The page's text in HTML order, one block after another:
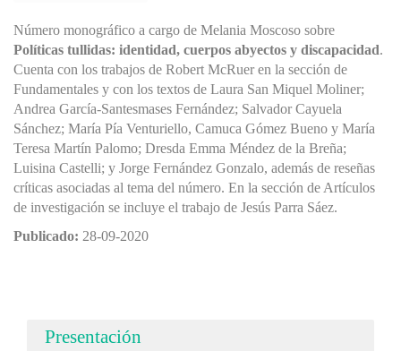
Número monográfico a cargo de Melania Moscoso sobre
Políticas tullidas: identidad, cuerpos abyectos y discapacidad.
Cuenta con los trabajos de Robert McRuer en la sección de
Fundamentales y con los textos de Laura San Miquel Moliner;
Andrea García-Santesmases Fernández; Salvador Cayuela
Sánchez; María Pía Venturiello, Camuca Gómez Bueno y María
Teresa Martín Palomo; Dresda Emma Méndez de la Breña;
Luisina Castelli; y Jorge Fernández Gonzalo, además de reseñas
críticas asociadas al tema del número. En la sección de Artículos
de investigación se incluye el trabajo de Jesús Parra Sáez.
Publicado: 28-09-2020
Presentación